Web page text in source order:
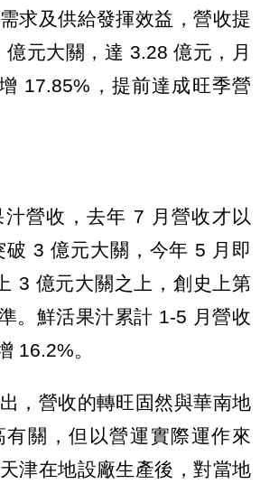
求及供給發揮效益，營收提
元大關，達 3.28 億元，月
17.85%，提前達成旺季營
營收，去年 7 月營收才以
破 3 億元大關，今年 5 月即
3 億元大關之上，創史上第
。鮮活果汁累計 1-5 月營收
16.2%。
，營收的轉旺固然與華南地
有關，但以營運實際運作來
津在地設廠生產後，對當地